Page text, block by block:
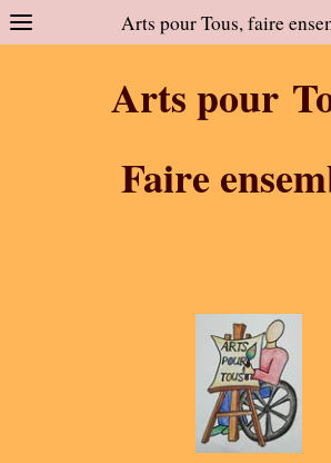
Arts pour Tous, faire
Arts pour
Faire